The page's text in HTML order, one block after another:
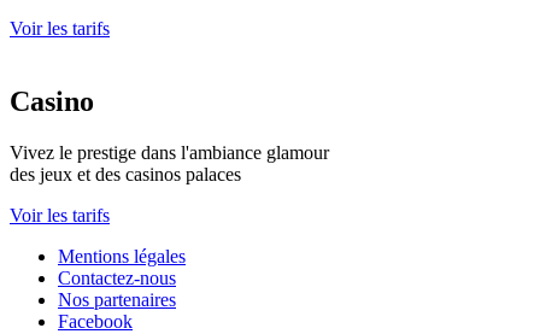
Voir les tarifs
Casino
Vivez le prestige dans l'ambiance glamour
des jeux et des casinos palaces
Voir les tarifs
Mentions légales
Contactez-nous
Nos partenaires
Facebook